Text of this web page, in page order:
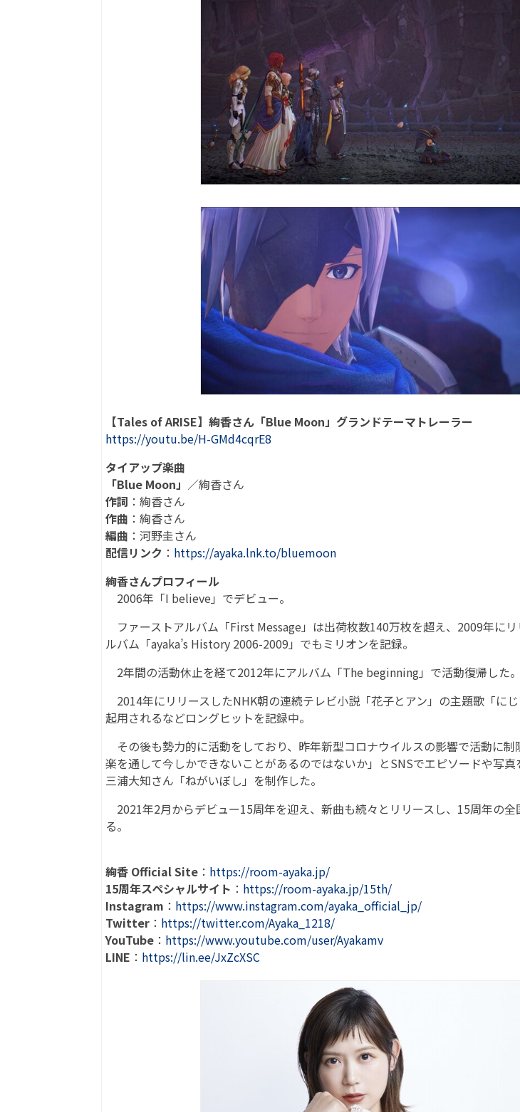
【Tales of ARISE】絢香さん「Blue Moon」グランドテーマトレーラー
https://youtu.be/H-GMd4cqrE8
タイアップ楽曲
「Blue Moon」 ／絢香さん
作詞 ：絢香さん
作曲 ：絢香さん
編曲 ：河野圭さん
配信リンク ： https://ayaka.lnk.to/bluemoon
絢香さんプロフィール
2006年「I believe」でデビュー。
ファーストアルバム「First Message」は出荷枚数140万枚を超え、2009年に
ルバム「ayaka’s History 2006-2009」でもミリオンを記録。
2年間の活動休止を経て2012年にアルバム「The beginning」で活動復帰した。
2014年にリリースしたNHK朝の連続テレビ小説「花子とアン」の主題歌「に
起用されるなどロングヒットを記録中。
その後も勢力的に活動をしており、昨年新型コロナウイルスの影響で活動に
楽を通して今しかできないことがあるのではないか」とSNSでエピソードや写
三浦大知さん「ねがいぼし」を制作した。
2021年2月からデビュー15周年を迎え、新曲も続々とリリースし、15周年の全
る。
絢香 Official Site ： https://room-ayaka.jp/
15周年スペシャルサイト ： https://room-ayaka.jp/15th/
Instagram ： https://www.instagram.com/ayaka_official_jp/
Twitter ： https://twitter.com/Ayaka_1218/
YouTube ： https://www.youtube.com/user/Ayakamv
LINE ： https://lin.ee/JxZcXSC